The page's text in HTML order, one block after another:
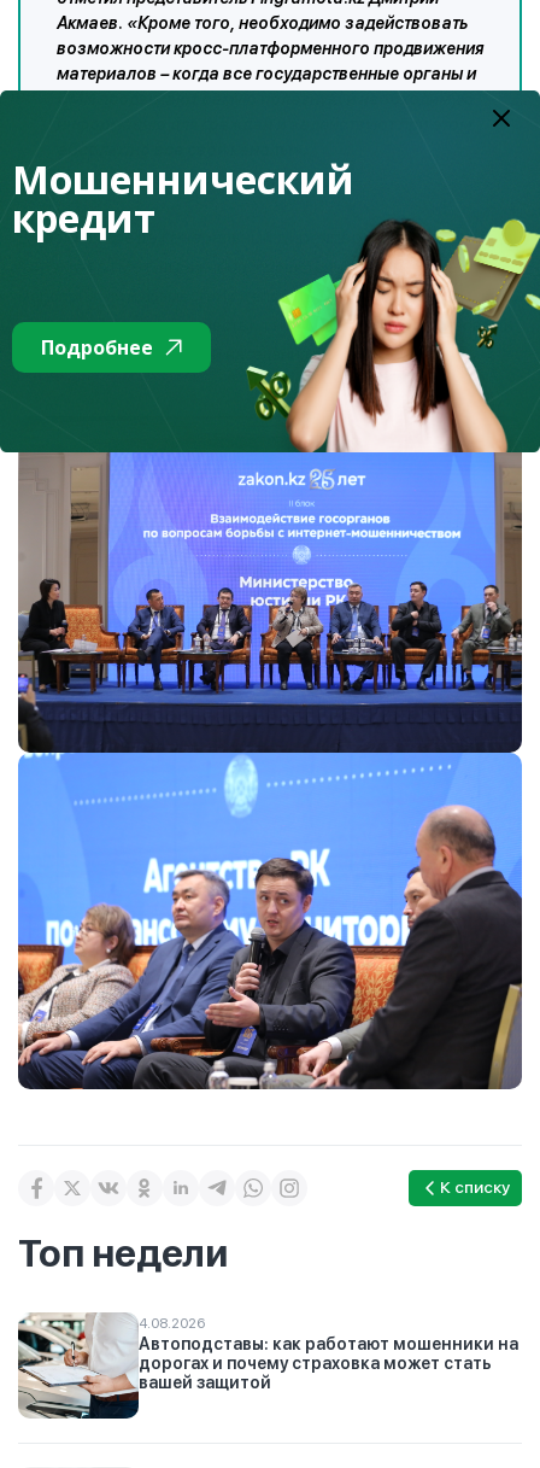
Акмаев. «Кроме того, необходимо задействовать
возможности кросс-платформенного продвижения
материалов – когда все государственные органы и
В свою очередь генеральный директор Zakon.kz Михаил
важность проведения подобных
мероприятий и совместных действий, как по противодействию
финансовому мошенничеству, так и по повышению правовой и
финансовой грамотности населения Казахстана.
К списку
Топ недели
4.08.2026
Автоподставы: как работают мошенники на
дорогах и почему страховка может стать
вашей защитой
Мошеннический
кредит
Подробнее